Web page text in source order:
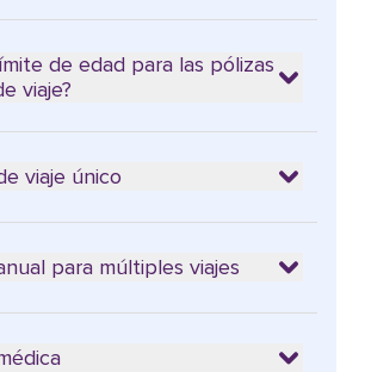
de edad para las pólizas
viaje?
viaje único
para múltiples viajes